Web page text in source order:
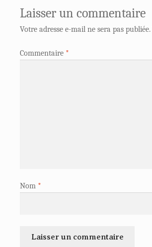
Laisser un commentaire
Votre adresse e-mail ne sera pas publiée.
Commentaire *
Nom *